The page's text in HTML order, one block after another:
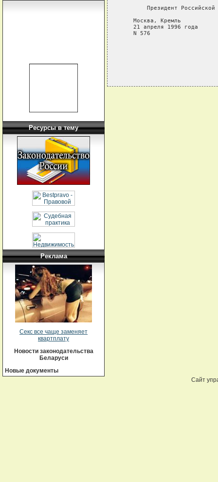
Ресурсы в тему
Реклама
Секс все чаще заменяет
квартплату
Новости законодательства
Беларуси
Новые документы
Президент
    Москва, Кремль
    21 апреля 1996 года
    N 576
Сайт